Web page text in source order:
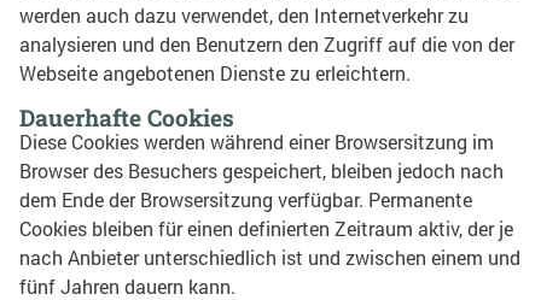
werden auch dazu verwendet, den Internetverkehr zu
analysieren und den Benutzern den Zugriff auf die von der
Webseite angebotenen Dienste zu erleichtern.
Dauerhafte Cookies
Diese Cookies werden während einer Browsersitzung im
Browser des Besuchers gespeichert, bleiben jedoch nach
dem Ende der Browsersitzung verfügbar. Permanente
Cookies bleiben für einen definierten Zeitraum aktiv, der je
nach Anbieter unterschiedlich ist und zwischen einem und
fünf Jahren dauern kann.